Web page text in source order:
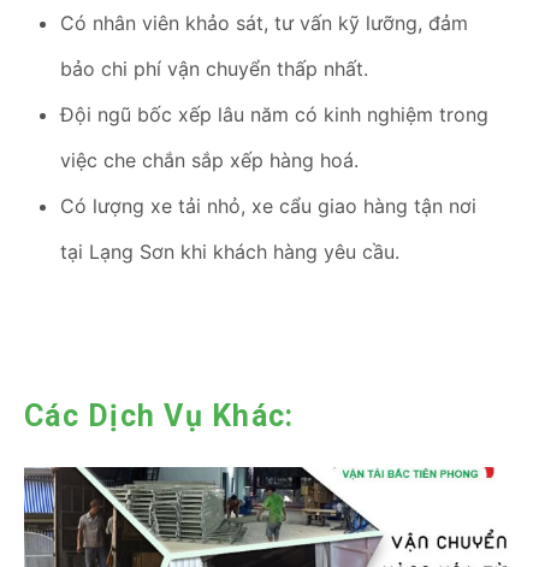
Có nhân viên khảo sát, tư vấn kỹ lưỡng, đảm
bảo chi phí vận chuyển thấp nhất.
Đội ngũ bốc xếp lâu năm có kinh nghiệm trong
việc che chắn sắp xếp hàng hoá.
Có lượng xe tải nhỏ, xe cẩu giao hàng tận nơi
tại Lạng Sơn khi khách hàng yêu cầu.
Các Dịch Vụ Khác: